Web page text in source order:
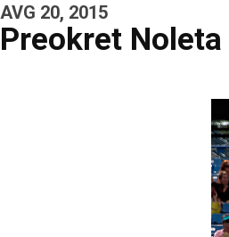
AVG 20, 2015
Preokret